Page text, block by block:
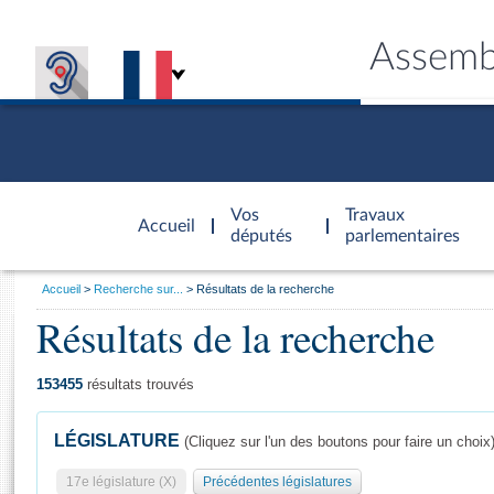
Accueil
d'accueil
Vos
députés
Travaux
parlementaires
Général
Vous
Accueil Recherche sur... Résultats de la recherche
Résultats de la recherche
153455 résultats trouvés
LÉGISLATURE (Cliquez sur l'un des boutons pour faire un choix)
17e législature (X) Précédentes législatures